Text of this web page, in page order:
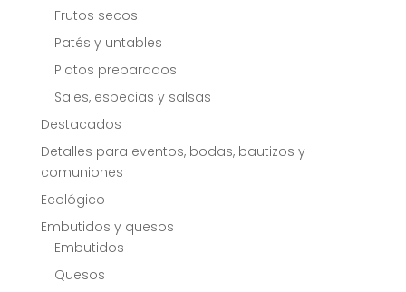
Frutos secos
Patés y untables
Platos preparados
Sales, especias y salsas
Destacados
Detalles para eventos, bodas, bautizos y
comuniones
Ecológico
Embutidos y quesos
Embutidos
Quesos